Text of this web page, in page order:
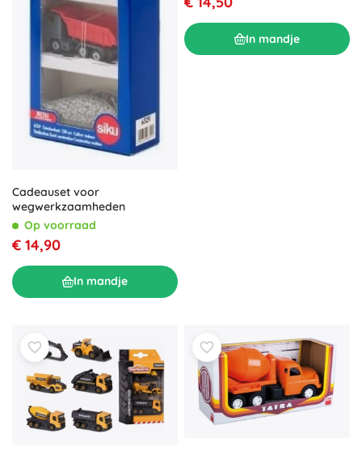
Cadeauset voor
wegwerkzaamheden
Op voorraad
€ 14,90
In mandje
In mandje